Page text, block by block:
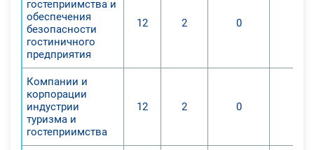
отдыху туристов.
Цель и задачи курса: программа
В процессе обучения вы получите
- в области оформления и
гостеприимства и
обеспечения
безопасности
гостиничного
предприятия
12 2 0
Компании и
корпорации
индустрии
туризма и
гостеприимства
12 2 0